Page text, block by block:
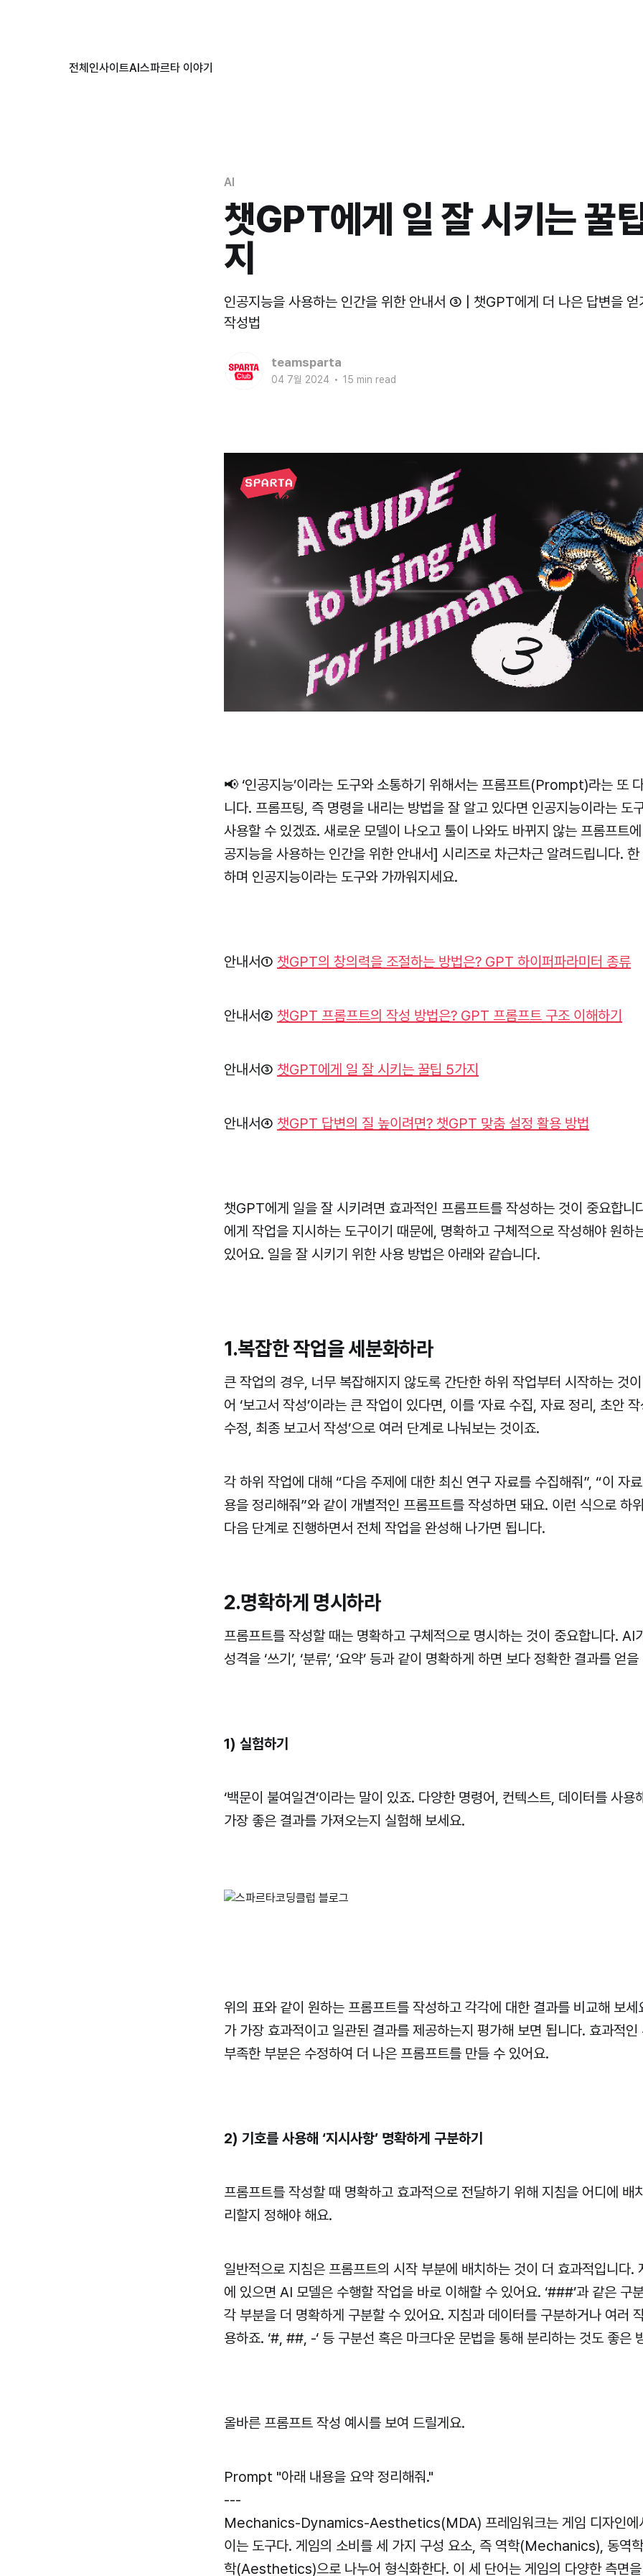
AI
챗GPT에게 일 잘 시키는 꿀
지
인공지능을 사용하는 인간을 위한 안내서 ③ | 챗GPT에게 더 나은 답변을 얻
작성법
teamsparta
04 7월 2024 • 15 min read
📢 ‘인공지능’이라는 도구와 소통하기 위해서는 프롬프트(Prompt)라는 또
니다. 프롬프팅, 즉 명령을 내리는 방법을 잘 알고 있다면 인공지능이라는 도
사용할 수 있겠죠. 새로운 모델이 나오고 툴이 나와도 바뀌지 않는 프롬프트
공지능을 사용하는 인간을 위한 안내서] 시리즈로 차근차근 알려드립니다.
하며 인공지능이라는 도구와 가까워지세요.
안내서① 챗GPT의 창의력을 조절하는 방법은? GPT 하이퍼파라미터 종류
안내서② 챗GPT 프롬프트의 작성 방법은? GPT 프롬프트 구조 이해하기
안내서③ 챗GPT에게 일 잘 시키는 꿀팁 5가지
안내서④ 챗GPT 답변의 질 높이려면? 챗GPT 맞춤 설정 활용 방법
챗GPT에게 일을 잘 시키려면 효과적인 프롬프트를 작성하는 것이 중요합니
에게 작업을 지시하는 도구이기 때문에, 명확하고 구체적으로 작성해야 원하
있어요. 일을 잘 시키기 위한 사용 방법은 아래와 같습니다.
1.복잡한 작업을 세분화하라
큰 작업의 경우, 너무 복잡해지지 않도록 간단한 하위 작업부터 시작하는 것
어 ‘보고서 작성’이라는 큰 작업이 있다면, 이를 ‘자료 수집, 자료 정리, 초안
수정, 최종 보고서 작성’으로 여러 단계로 나눠보는 것이죠.
각 하위 작업에 대해 “다음 주제에 대한 최신 연구 자료를 수집해줘”, “이 자
용을 정리해줘”와 같이 개별적인 프롬프트를 작성하면 돼요. 이런 식으로 하
다음 단계로 진행하면서 전체 작업을 완성해 나가면 됩니다.
2.명확하게 명시하라
프롬프트를 작성할 때는 명확하고 구체적으로 명시하는 것이 중요합니다. AI
성격을 ‘쓰기’, ‘분류’, ‘요약’ 등과 같이 명확하게 하면 보다 정확한 결과를 얻
1) 실험하기
‘백문이 불여일견’이라는 말이 있죠. 다양한 명령어, 컨텍스트, 데이터를 사용
가장 좋은 결과를 가져오는지 실험해 보세요.
위의 표와 같이 원하는 프롬프트를 작성하고 각각에 대한 결과를 비교해 보
가 가장 효과적이고 일관된 결과를 제공하는지 평가해 보면 됩니다. 효과적인
부족한 부분은 수정하여 더 나은 프롬프트를 만들 수 있어요.
2) 기호를 사용해 ‘지시사항’ 명확하게 구분하기
프롬프트를 작성할 때 명확하고 효과적으로 전달하기 위해 지침을 어디에 배
리할지 정해야 해요.
일반적으로 지침은 프롬프트의 시작 부분에 배치하는 것이 더 효과적입니다.
에 있으면 AI 모델은 수행할 작업을 바로 이해할 수 있어요. ‘###’과 같은 구
각 부분을 더 명확하게 구분할 수 있어요. 지침과 데이터를 구분하거나 여러
용하죠. ‘#, ##, -‘ 등 구분선 혹은 마크다운 문법을 통해 분리하는 것도 좋은
올바른 프롬프트 작성 예시를 보여 드릴게요.
Prompt "아래 내용을 요약 정리해줘."
---
Mechanics-Dynamics-Aesthetics(MDA) 프레임워크는 게임 디자인에
이는 도구다. 게임의 소비를 세 가지 구성 요소, 즉 역학(Mechanics), 동역
학(Aesthetics)으로 나누어 형식화한다. 이 세 단어는 게임의 다양한 측면